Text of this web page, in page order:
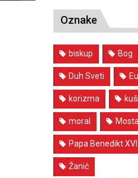
Oznake
biskup Bog
Duh Sveti
korizma
moral
Papa Benedikt XVI.
Žanić